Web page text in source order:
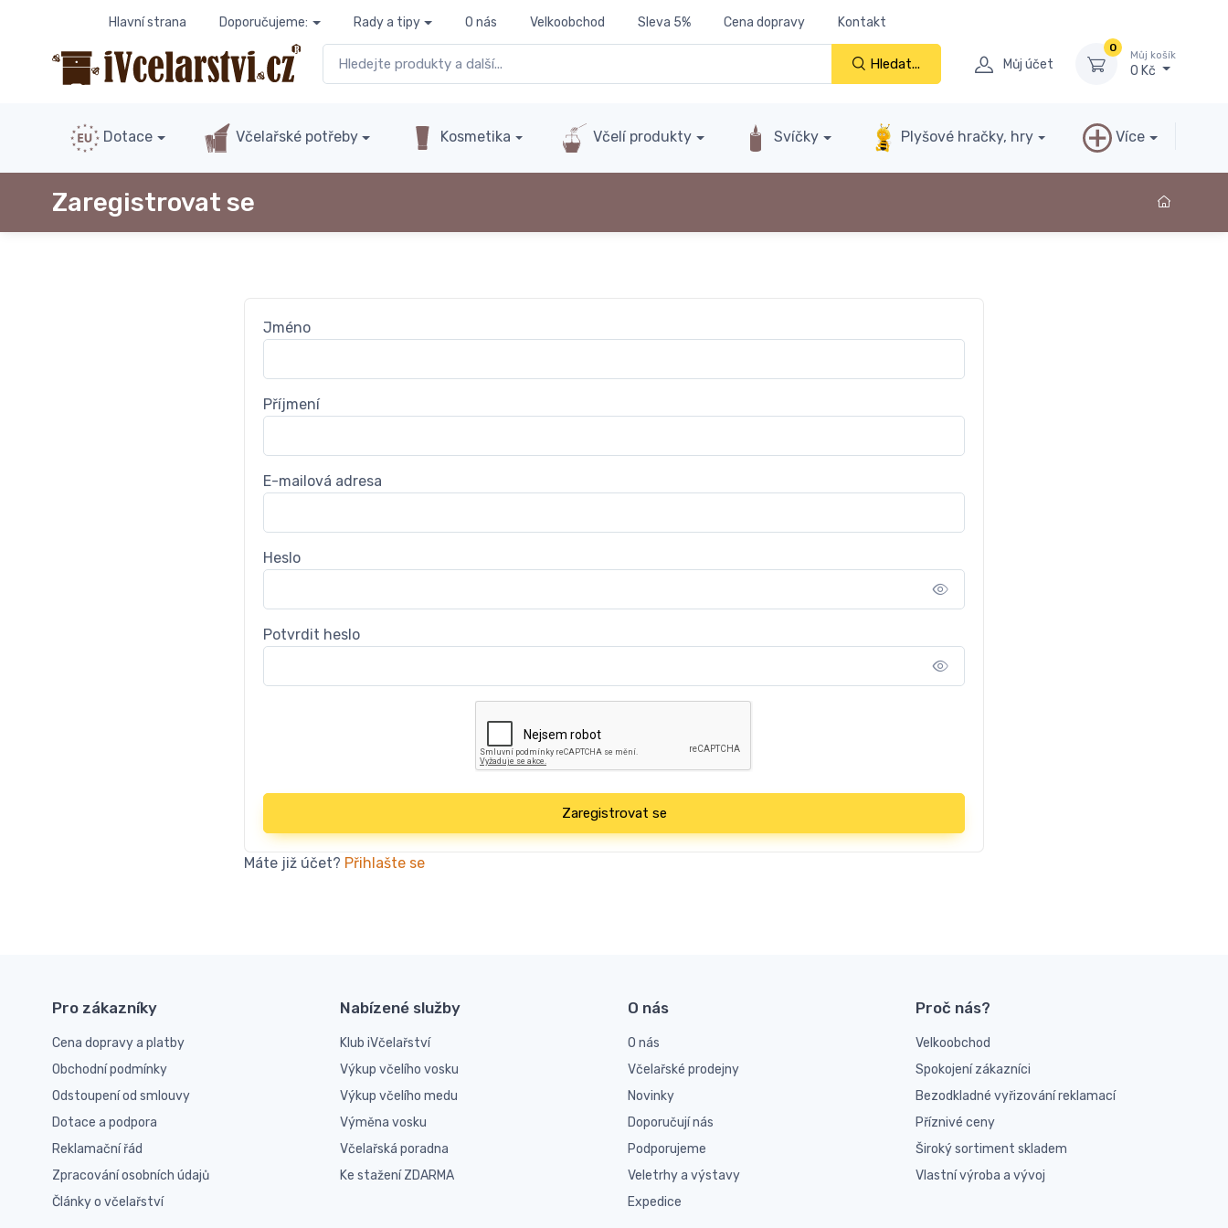
Hlavní strana Doporučujeme: Rady a tipy O nás Velkoobchod Sleva 5% Cena dopravy Kontakt
Hledat... Můj účet
0
Můj košík
0 Kč
Dotace Včelařské potřeby Kosmetika Včelí produkty Svíčky Plyšové hračky, hry Více
Zaregistrovat se
Jméno
Příjmení
E-mailová adresa
Heslo
Potvrdit heslo
Zaregistrovat se
Máte již účet? Přihlašte se
Pro zákazníky
Cena dopravy a platby
Obchodní podmínky
Odstoupení od smlouvy
Dotace a podpora
Reklamační řád
Zpracování osobních údajů
Články o včelařství
Nabízené služby
Klub iVčelařství
Výkup včelího vosku
Výkup včelího medu
Výměna vosku
Včelařská poradna
Ke stažení ZDARMA
O nás
O nás
Včelařské prodejny
Novinky
Doporučují nás
Podporujeme
Veletrhy a výstavy
Expedice
Proč nás?
Velkoobchod
Spokojení zákazníci
Bezodkladné vyřizování reklamací
Příznivé ceny
Široký sortiment skladem
Vlastní výroba a vývoj